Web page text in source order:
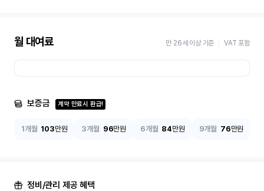
월 대여료 만 26세 이상 기준 VAT 포함
보증금 계약 만료시 환급!
1개월 103만원 3개월 96만원 6개월 84만원 9개월 76만원
정비/관리 제공 혜택